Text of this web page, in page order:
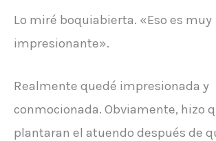
Lo miré boquiabierta. «Eso es muy
impresionante».
Realmente quedé impresionada y
conmocionada. Obviamente, hizo
plantaran el atuendo después de